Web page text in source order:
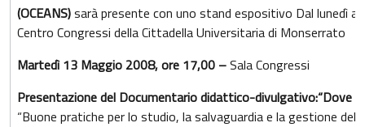
(OCEANS)sarà presente con uno stand espositivo Dal lunedì
Centro Congressi della Cittadella Universitaria di Monserrato
Martedì 13 Maggio 2008, ore 17,00 –Sala Congressi
Presentazione del Documentario didattico-divulgativo:“Dove
“Buone pratiche per lo studio, la salvaguardia e la gestione